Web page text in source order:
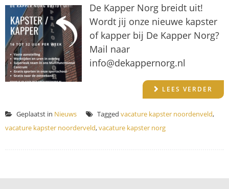
De Kapper Norg breidt uit!
Wordt jij onze nieuwe kapster
of kapper bij De Kapper Norg?
Mail naar
info@dekappernorg.nl
LEES VERDER
Geplaatst in Nieuws Tagged vacature kapster noordenveld,
vacature kapster noorderveld,vacature kapster norg